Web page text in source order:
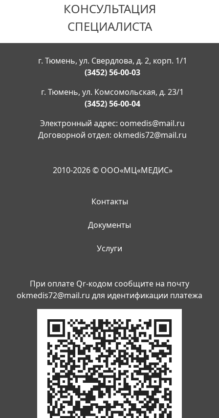
КОНСУЛЬТАЦИЯ
СПЕЦИАЛИСТА
г. Тюмень, ул. Свердлова, д. 2, корп. 1/1
(3452) 56-00-03
г. Тюмень, ул. Комсомольская, д. 23/1
(3452) 56-00-04
Электронный адрес: oomedis@mail.ru
Договорной отдел: okmedis72@mail.ru
2010-2026 © ООО«МЦ«МЕДИС»
Контакты
Документы
Услуги
При оплате Qr-кодом сообщите на почту
okmedis72@mail.ru для идентификации платежа